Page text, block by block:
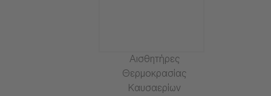
Αισθητήρες
Θερμοκρασίας
Καυσαερίων